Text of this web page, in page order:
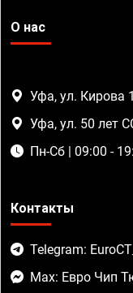
О нас
Уфа, ул. Кирова
Уфа, ул. 50 лет
Пн-Сб | 09:00 -
Контакты
Telegram:
Max: Евро Чип